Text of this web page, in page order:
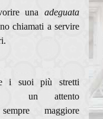
una adeguata
chiamati a servire
i suoi più stretti
un attento
maggiore